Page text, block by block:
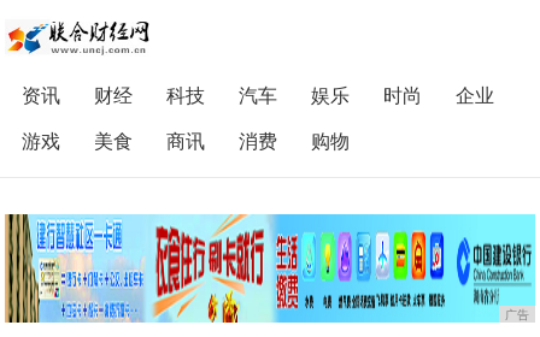
资讯 财经 科技 汽车 娱乐 时尚
企业
游戏
美食 商讯 消费 购物
广告